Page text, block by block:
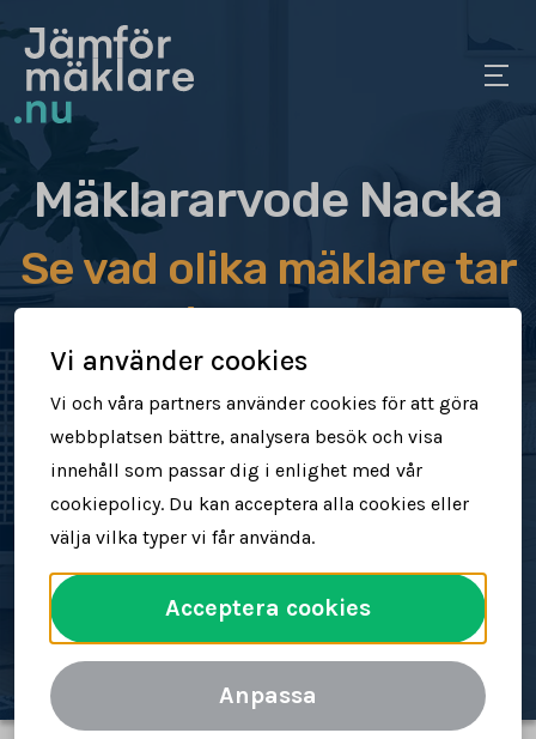
Mäklararvode Nacka
Se vad olika mäklare tar
i arvode
Jämför mäklararvoden
Se vad mäklare tar för att sälja din
bostad
Spara tid och pengar
Jämför mäklararvoden
Vi använder cookies
Vi och våra partners använder cookies för att göra
webbplatsen bättre, analysera besök och visa
innehåll som passar dig i enlighet med vår
cookiepolicy. Du kan acceptera alla cookies eller
välja vilka typer vi får använda.
Acceptera cookies
Anpassa